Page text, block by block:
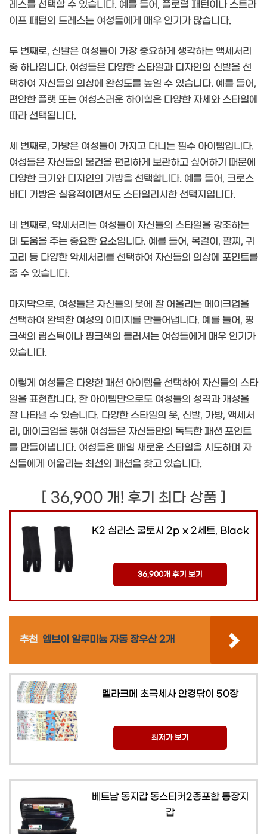
레스를 선택할 수 있습니다. 예를 들어, 플로럴 패턴이나 스트라
이프 패턴의 드레스는 여성들에게 매우 인기가 많습니다.
두 번째로, 신발은 여성들이 가장 중요하게 생각하는 액세서리
중 하나입니다. 여성들은 다양한 스타일과 디자인의 신발을 선
택하여 자신들의 의상에 완성도를 높일 수 있습니다. 예를 들어,
편안한 플랫 또는 여성스러운 하이힐은 다양한 자세와 스타일에
따라 선택됩니다.
세 번째로, 가방은 여성들이 가지고 다니는 필수 아이템입니다.
여성들은 자신들의 물건을 편리하게 보관하고 싶어하기 때문에
다양한 크기와 디자인의 가방을 선택합니다. 예를 들어, 크로스
바디 가방은 실용적이면서도 스타일리시한 선택지입니다.
네 번째로, 악세서리는 여성들이 자신들의 스타일을 강조하는
데 도움을 주는 중요한 요소입니다. 예를 들어, 목걸이, 팔찌, 귀
고리 등 다양한 악세서리를 선택하여 자신들의 의상에 포인트를
줄 수 있습니다.
마지막으로, 여성들은 자신들의 옷에 잘 어울리는 메이크업을
선택하여 완벽한 여성의 이미지를 만들어냅니다. 예를 들어, 핑
크색의 립스틱이나 핑크색의 블러셔는 여성들에게 매우 인기가
있습니다.
이렇게 여성들은 다양한 패션 아이템을 선택하여 자신들의 스타
일을 표현합니다. 한 아이템만으로도 여성들의 성격과 개성을
잘 나타낼 수 있습니다. 다양한 스타일의 옷, 신발, 가방, 액세서
리, 메이크업을 통해 여성들은 자신들만의 독특한 패션 포인트
를 만들어냅니다. 여성들은 매일 새로운 스타일을 시도하며 자
신들에게 어울리는 최선의 패션을 찾고 있습니다.
[ 36,900 개! 후기 최다 상품 ]
K2 심리스 쿨토시 2p x 2세트, Black
36,900개 후기 보기
추천 엠브이 알루미늄 자동 장우산 2개
멜라크메 초극세사 안경닦이 50장
최저가 보기
베트남 동지갑 동스티커2종포함 통장지
갑